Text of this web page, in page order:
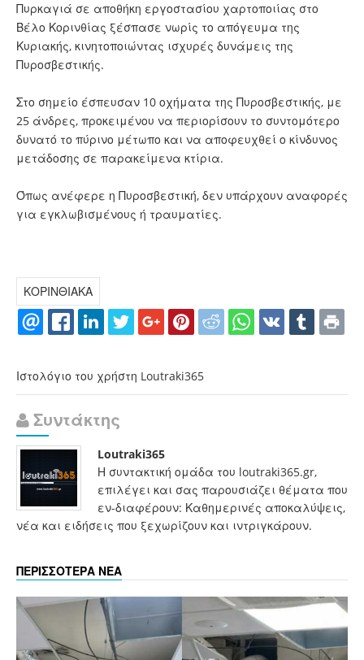
Πυρκαγιά σε αποθήκη εργοστασίου χαρτοποιίας στο
Βέλο Κορινθίας ξέσπασε νωρίς το απόγευμα της
Κυριακής, κινητοποιώντας ισχυρές δυνάμεις της
Πυροσβεστικής.
Στο σημείο έσπευσαν 10 οχήματα της Πυροσβεστικής, με
25 άνδρες, προκειμένου να περιορίσουν το συντομότερο
δυνατό το πύρινο μέτωπο και να αποφευχθεί ο κίνδυνος
μετάδοσης σε παρακείμενα κτίρια.
Όπως ανέφερε η Πυροσβεστική, δεν υπάρχουν αναφορές
για εγκλωβισμένους ή τραυματίες.
ΚΟΡΙΝΘΙΑΚΑ
Ιστολόγιο του χρήστη Loutraki365
Συντάκτης
Loutraki365
Η συντακτική ομάδα του loutraki365.gr,
επιλέγει και σας παρουσιάζει θέματα που
εν-διαφέρουν: Καθημερινές αποκαλύψεις,
νέα και ειδήσεις που ξεχωρίζουν και ιντριγκάρουν.
ΠΕΡΙΣΣΟΤΕΡΑ ΝΕΑ